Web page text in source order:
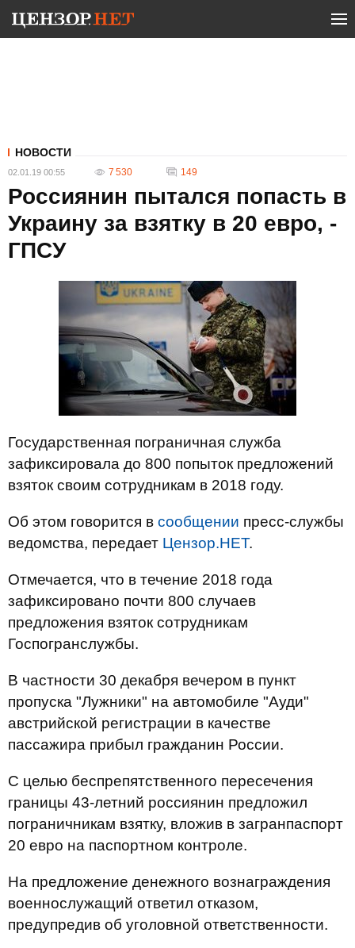
НОВОСТИ
02.01.19 00:55 7 530 149
Россиянин пытался попасть в
Украину за взятку в 20 евро, -
ГПСУ
Государственная пограничная служба
зафиксировала до 800 попыток предложений
взяток своим сотрудникам в 2018 году.
Об этом говорится в сообщении пресс-службы
ведомства, передает Цензор.НЕТ.
Отмечается, что в течение 2018 года
зафиксировано почти 800 случаев
предложения взяток сотрудникам
Госпогранслужбы.
В частности 30 декабря вечером в пункт
пропуска "Лужники" на автомобиле "Ауди"
австрийской регистрации в качестве
пассажира прибыл гражданин России.
С целью беспрепятственного пересечения
границы 43-летний россиянин предложил
пограничникам взятку, вложив в загранпаспорт
20 евро на паспортном контроле.
На предложение денежного вознаграждения
военнослужащий ответил отказом,
предупредив об уголовной ответственности.